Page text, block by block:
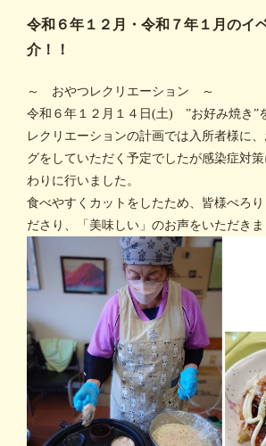
令和６年１２月・令和７年１月のイ
介！！
～ おやつレクリエーション ～
令和６年１２月１４日(土) ”お好み焼き”
レクリエーションの計画では入所者様に
グをしていただく予定でしたが感染症対
わりに行いました。
食べやすくカットをしたため、皆様ぺろり
ださり、「美味しい」のお声をいただきま